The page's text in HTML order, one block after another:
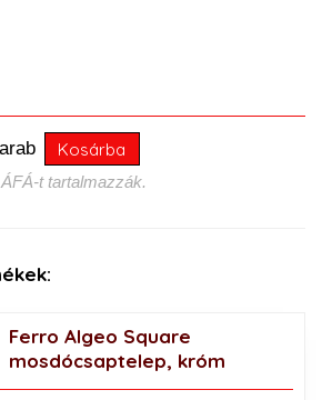
Kosárba
t tartalmazzák.
Ferro Algeo Square
mosdócsaptelep, króm